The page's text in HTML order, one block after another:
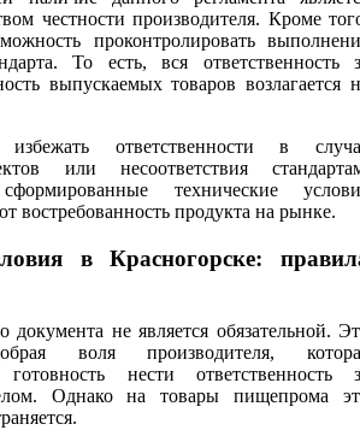
честности производителя. Кроме
проконтролировать
То есть, вся ответственность
выпускаемых товаров возлагается
ответственности в
или несоответствия
технические
востребованность продукта на рынке.
в Красногорске:
документа не является обязательной.
воля производителя,
нести ответственность
Однако на товары пищепрома